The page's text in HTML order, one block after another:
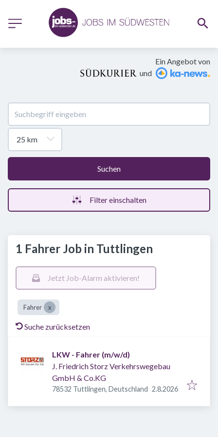
Ein Angebot von
und
Suchen
Filter einschalten
1 Fahrer Job in Tuttlingen
Jetzt Job-Alarm aktivieren!
Fahrer
Suche zurücksetzen
LKW - Fahrer (m/w/d)
J. Friedrich Storz Verkehrswegebau
GmbH & Co.KG
78532 Tuttlingen, Deutschland Veröffentlicht
2.8.2026